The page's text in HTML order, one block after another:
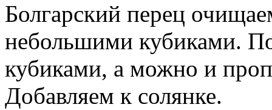
Болгарский перец
небольшими кубиками.
кубиками, а можно и
Добавляем к солянке.